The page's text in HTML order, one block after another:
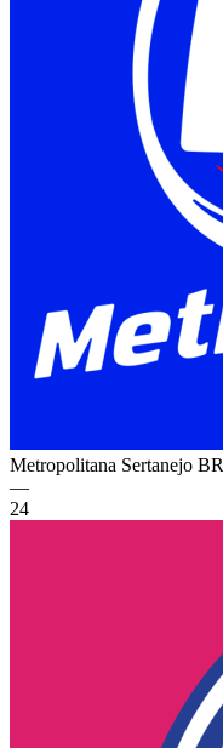
Metropolitana Sertanejo BR
—
24